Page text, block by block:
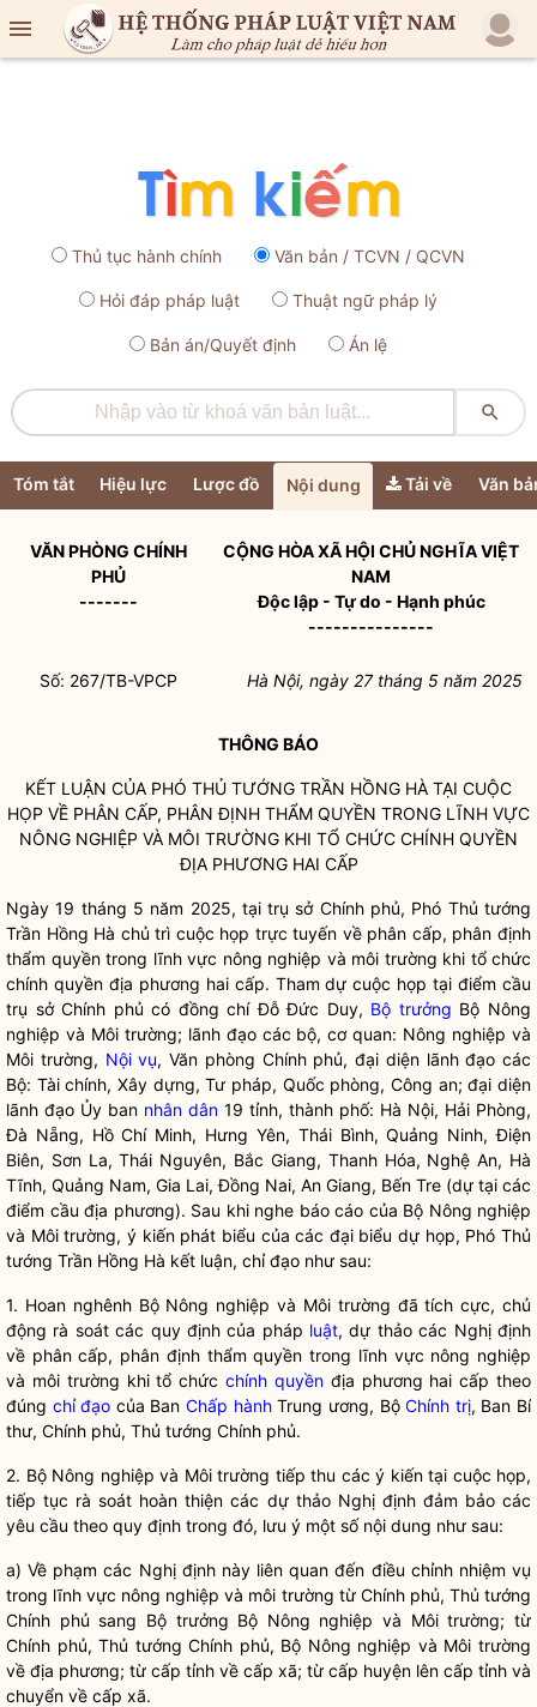

Thủ tục hành chính Văn bản / TCVN / QCVN
Hỏi đáp pháp luật Thuật ngữ pháp lý
Bản án/Quyết định Án lệ

Tóm tắt Hiệu lực Lược đồ Nội dung Tải về Văn
VĂN PHÒNG CHÍNH
PHỦ
-------
CỘNG HÒA XÃ HỘI CHỦ NGHĨA VIỆT
NAM
Độc lập - Tự do - Hạnh phúc
---------------
Số: 267/TB-VPCP Hà Nội, ngày 27 tháng 5 năm 2025
THÔNG BÁO
KẾT LUẬN CỦA PHÓ THỦ TƯỚNG TRẦN HỒNG HÀ TẠI CUỘC
HỌP VỀ PHÂN CẤP, PHÂN ĐỊNH THẨM QUYỀN TRONG LĨNH VỰC
NÔNG NGHIỆP VÀ MÔI TRƯỜNG KHI TỔ CHỨC CHÍNH QUYỀN
ĐỊA PHƯƠNG HAI CẤP
Ngày 19 tháng 5 năm 2025, tại trụ sở Chính phủ, Phó Thủ tướng
Trần Hồng Hà chủ trì cuộc họp trực tuyến về phân cấp, phân định
thẩm quyền trong lĩnh vực nông nghiệp và môi trường khi tổ chức
chính quyềnđịa phương hai cấp. Tham dự cuộc họp tại điểm cầu
trụ sở Chính phủ có đồng chí Đỗ Đức Duy, Bộ trưởng Bộ Nông
nghiệp và Môi trường; lãnh đạo các bộ, cơ quan: Nông nghiệp và
Môi trường, Nội vụ, Văn phòng Chính phủ, đại diện lãnh đạo các
Bộ: Tài chính, Xây dựng, Tư pháp, Quốc phòng, Công an; đại diện
lãnh đạo Ủy ban nhân dân 19 tỉnh, thành phố: Hà Nội, Hải Phòng,
Đà Nẵng, Hồ Chí Minh, Hưng Yên, Thái Bình, Quảng Ninh, Điện
Biên, Sơn La, Thái Nguyên, Bắc Giang, Thanh Hóa, Nghệ An, Hà
Tĩnh, Quảng Nam, Gia Lai, Đồng Nai, An Giang, Bến Tre (dự tại các
điểm cầu địa phương). Sau khi nghe báo cáo của Bộ Nông nghiệp
và Môi trường, ý kiến phát biểu của các đại biểu dự họp, Phó Thủ
tướng Trần Hồng Hà kết luận, chỉ đạo như sau:
1. Hoan nghênh Bộ Nông nghiệp và Môi trường đã tích cực, chủ
động rà soát các quy định của pháp luật, dự thảo các Nghị định
về phân cấp, phân định thẩm quyền trong lĩnh vực nông nghiệp
và môi trường khi tổ chức chính quyềnđịa phương hai cấp theo
đúng chỉ đạo của BanChấp hànhTrung ương, BộChính trị, Ban Bí
thư, Chính phủ, Thủ tướng Chính phủ.
2. Bộ Nông nghiệp và Môi trường tiếp thu các ý kiến tại cuộc họp,
tiếp tục rà soát hoàn thiện các dự thảo Nghị định đảm bảo các
yêu cầu theo quy định trong đó, lưu ý một số nội dung như sau:
a) Về phạm các Nghị định này liên quan đến điều chỉnh nhiệm vụ
trong lĩnh vực nông nghiệp và môi trường từ Chính phủ, Thủ tướng
Chính phủ sang Bộ trưởng Bộ Nông nghiệp và Môi trường; từ
Chính phủ, Thủ tướng Chính phủ, Bộ Nông nghiệp và Môi trường
về địa phương; từ cấp tỉnh về cấp xã; từ cấp huyện lên cấp tỉnh và
chuyển về cấp xã.